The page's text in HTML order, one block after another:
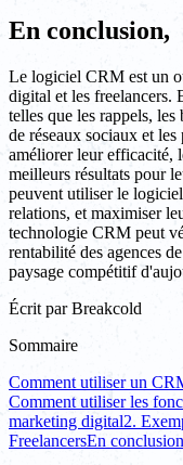
En conclusion,
Le logiciel CRM est un
digital et les freelancers.
telles que les rappels,
de réseaux sociaux et
améliorer leur efficacité,
meilleurs résultats pour
peuvent utiliser le
relations, et maximiser
technologie CRM peut
rentabilité des agences
paysage compétitif
Écrit par Breakcold
Sommaire
Comment utiliser un
Comment utiliser les
marketing digital2.
FreelancersEn